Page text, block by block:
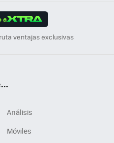
a
ventajas exclusivas
Análisis
Móviles